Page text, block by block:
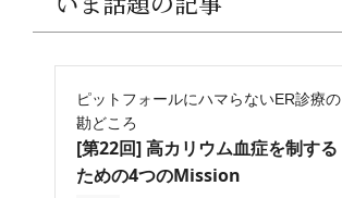
ピットフォールにハマらないER診療の
勘どころ
[第22回] 高カリウム血症を制する
ための4つのMission